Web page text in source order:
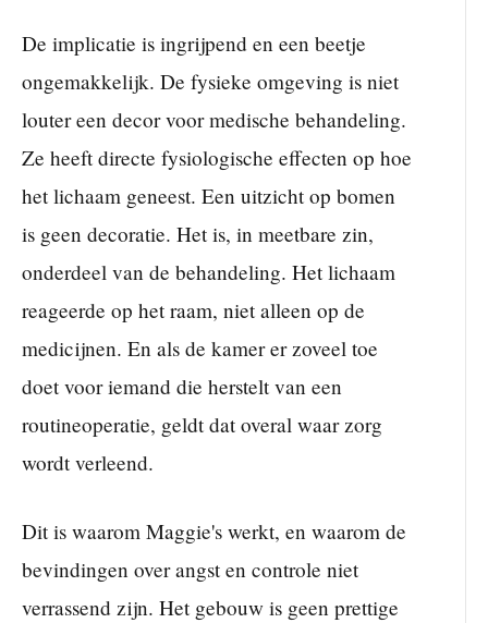
De implicatie is ingrijpend en een beetje
ongemakkelijk. De fysieke omgeving is niet
louter een decor voor medische behandeling.
Ze heeft directe fysiologische effecten op hoe
het lichaam geneest. Een uitzicht op bomen
is geen decoratie. Het is, in meetbare zin,
onderdeel van de behandeling. Het lichaam
reageerde op het raam, niet alleen op de
medicijnen. En als de kamer er zoveel toe
doet voor iemand die herstelt van een
routineoperatie, geldt dat overal waar zorg
wordt verleend.
Dit is waarom Maggie's werkt, en waarom de
bevindingen over angst en controle niet
verrassend zijn. Het gebouw is geen prettige